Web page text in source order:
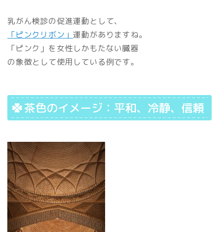
乳がん検診の促進運動として、
「ピンクリボン」 運動がありますね。
「ピンク」を女性しかもたない臓器
の象徴として使用している例です。
茶色のイメージ：平和、冷静、信頼